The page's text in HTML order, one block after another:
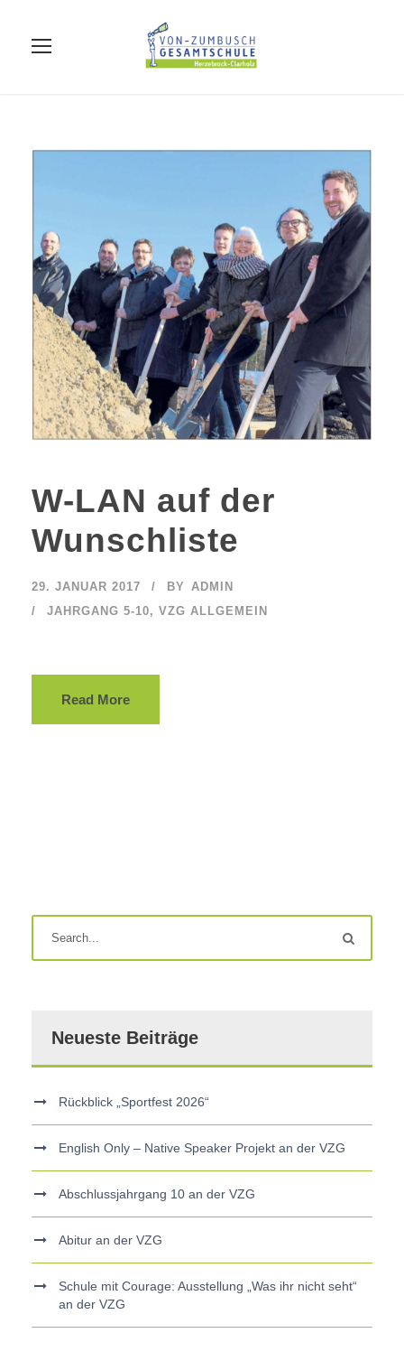
W-LAN auf der
Wunschliste
29. JANUAR 2017 BY ADMIN
JAHRGANG 5-10, VZG ALLGEMEIN
Read More
Neueste Beiträge
Rückblick „Sportfest 2026“
English Only – Native Speaker Projekt an der VZG
Abschlussjahrgang 10 an der VZG
Abitur an der VZG
Schule mit Courage: Ausstellung „Was ihr nicht seht“
an der VZG